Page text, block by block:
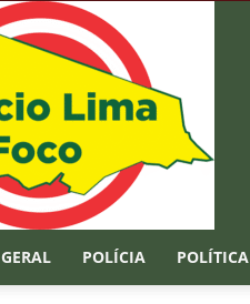
GERAL POLÍCIA POLÍTICA